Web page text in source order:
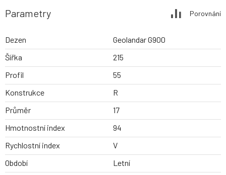
Parametry Porovnání
Dezen
Geolandar G900
Šířka
215
Profil
55
Konstrukce
R
Průměr
17
Hmotnostní index
94
Rychlostní index
V
Období
Letní